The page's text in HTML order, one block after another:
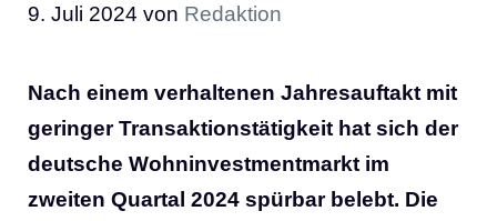
9. Juli 2024 von Redaktion
Nach einem verhaltenen Jahresauftakt mit
geringer Transaktionstätigkeit hat sich der
deutsche Wohninvestmentmarkt im
zweiten Quartal 2024 spürbar belebt. Die